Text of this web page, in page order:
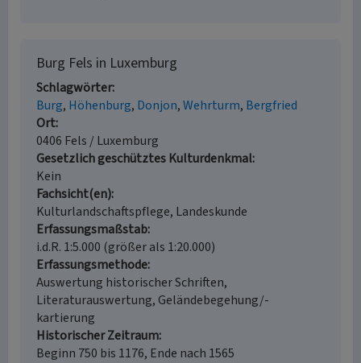
Burg Fels in Luxemburg
Schlagwörter
Burg Höhenburg Donjon Wehrturm Bergfried
Ort
0406 Fels / Luxemburg
Gesetzlich geschütztes Kulturdenkmal
Kein
Fachsicht(en)
Kulturlandschaftspflege, Landeskunde
Erfassungsmaßstab
i.d.R. 1:5.000 (größer als 1:20.000)
Erfassungsmethode
Auswertung historischer Schriften,
Literaturauswertung, Geländebegehung/-
kartierung
Historischer Zeitraum
Beginn 750 bis 1176, Ende nach 1565